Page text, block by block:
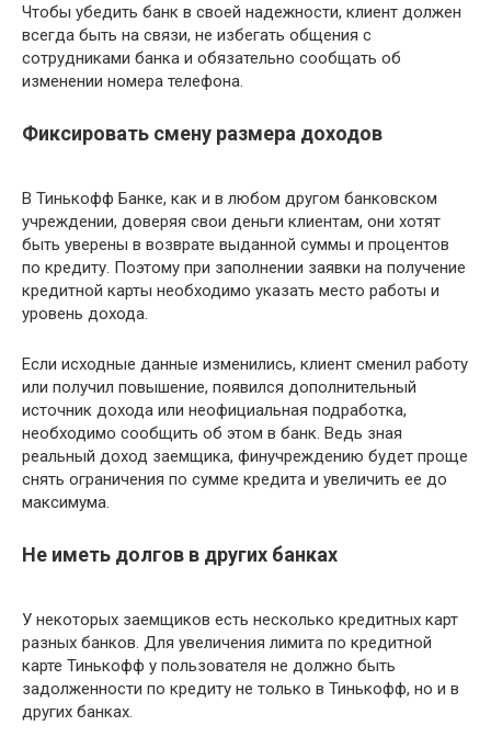
Чтобы убедить банк в своей надежности, клиент должен
всегда быть на связи, не избегать общения с
сотрудниками банка и обязательно сообщать об
изменении номера телефона.
Фиксировать смену размера доходов
В Тинькофф Банке, как и в любом другом банковском
учреждении, доверяя свои деньги клиентам, они хотят
быть уверены в возврате выданной суммы и процентов
по кредиту. Поэтому при заполнении заявки на получение
кредитной карты необходимо указать место работы и
уровень дохода.
Если исходные данные изменились, клиент сменил работу
или получил повышение, появился дополнительный
источник дохода или неофициальная подработка,
необходимо сообщить об этом в банк. Ведь зная
реальный доход заемщика, финучреждению будет проще
снять ограничения по сумме кредита и увеличить ее до
максимума.
Не иметь долгов в других банках
У некоторых заемщиков есть несколько кредитных карт
разных банков. Для увеличения лимита по кредитной
карте Тинькофф у пользователя не должно быть
задолженности по кредиту не только в Тинькофф, но и в
других банках.